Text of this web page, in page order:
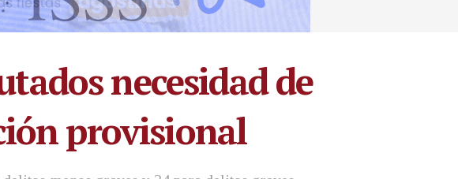
necesidad de
provisional